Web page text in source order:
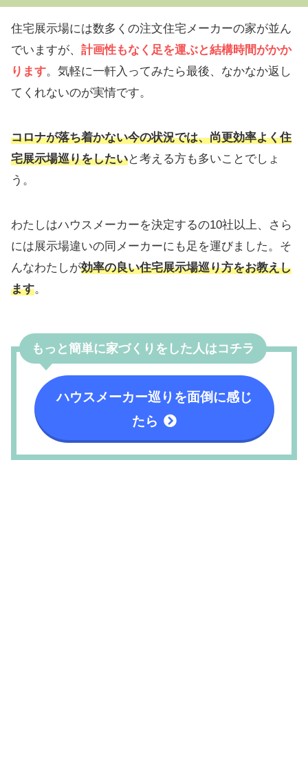
住宅展示場には数多くの注文住宅メーカーの家が並ん
でいますが、 計画性もなく足を運ぶと結構時間がかか
ります。気軽に一軒入ってみたら最後、なかなか返し
てくれないのが実情です。
コロナが落ち着かない今の状況では、尚更効率よく住
宅展示場巡りをしたいと考える方も多いことでしょ
う。
わたしはハウスメーカーを決定するの10社以上、さら
には展示場違いの同メーカーにも足を運びました。そ
んなわたしが効率の良い住宅展示場巡り方をお教えし
ます。
もっと簡単に家づくりをした人はコチラ
ハウスメーカー巡りを面倒に感じ
たら